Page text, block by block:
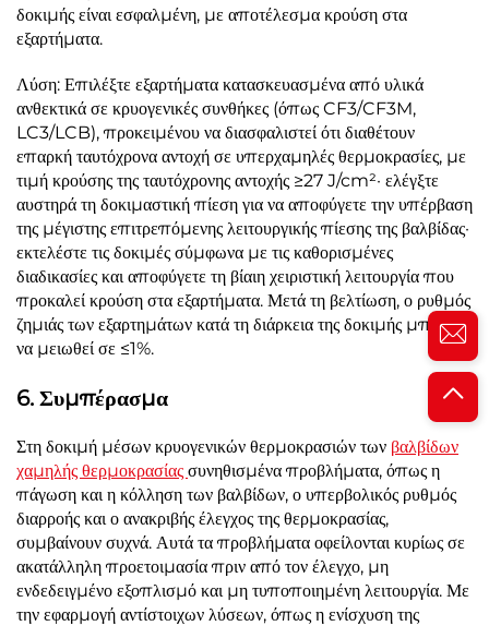
δοκιμής είναι εσφαλμένη, με αποτέλεσμα κρούση στα
εξαρτήματα.
Λύση: Επιλέξτε εξαρτήματα κατασκευασμένα από υλικά
ανθεκτικά σε κρυογενικές συνθήκες (όπως CF3/CF3M,
LC3/LCB), προκειμένου να διασφαλιστεί ότι διαθέτουν
επαρκή ταυτόχρονα αντοχή σε υπερχαμηλές θερμοκρασίες, με
τιμή κρούσης της ταυτόχρονης αντοχής ≥27 J/cm²· ελέγξτε
αυστηρά τη δοκιμαστική πίεση για να αποφύγετε την υπέρβαση
της μέγιστης επιτρεπόμενης λειτουργικής πίεσης της βαλβίδας·
εκτελέστε τις δοκιμές σύμφωνα με τις καθορισμένες
διαδικασίες και αποφύγετε τη βίαιη χειριστική λειτουργία που
προκαλεί κρούση στα εξαρτήματα. Μετά τη βελτίωση, ο ρυθμός
ζημιάς των εξαρτημάτων κατά τη διάρκεια της δοκιμής μπορεί
να μειωθεί σε ≤1%.
6. Συμπέρασμα
Στη δοκιμή μέσων κρυογενικών θερμοκρασιών των βαλβίδων
χαμηλής θερμοκρασίας συνηθισμένα προβλήματα, όπως η
πάγωση και η κόλληση των βαλβίδων, ο υπερβολικός ρυθμός
διαρροής και ο ανακριβής έλεγχος της θερμοκρασίας,
συμβαίνουν συχνά. Αυτά τα προβλήματα οφείλονται κυρίως σε
ακατάλληλη προετοιμασία πριν από τον έλεγχο, μη
ενδεδειγμένο εξοπλισμό και μη τυποποιημένη λειτουργία. Με
την εφαρμογή αντίστοιχων λύσεων, όπως η ενίσχυση της